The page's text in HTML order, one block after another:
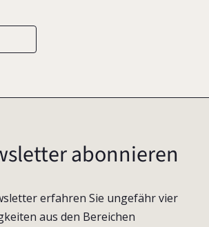
abonnieren
erfahren Sie ungefähr vier
aus den Bereichen